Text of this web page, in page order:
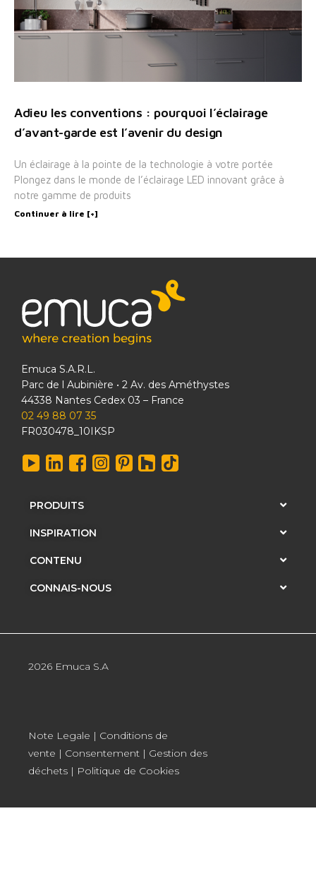
Adieu les conventions : pourquoi l’éclairage
d’avant-garde est l’avenir du design
Un éclairage à la pointe de la technologie à votre portée
Plongez dans le monde de l’éclairage LED innovant grâce à
notre gamme de produits
Continuer à lire [+]
Emuca S.A.R.L.
Parc de l Aubinière • 2 Av. des Améthystes
44338 Nantes Cedex 03 – France
02 49 88 07 35
FR030478_10IKSP
PRODUITS
INSPIRATION
CONTENU
CONNAIS-NOUS
2026 Emuca S.A
Note Legale | Conditions de
vente | Consentement | Gestion des
déchets | Politique de Cookies